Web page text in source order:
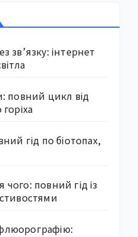
зв’язку: інтернет
повний цикл від
гід по біотопах,
повний гід із